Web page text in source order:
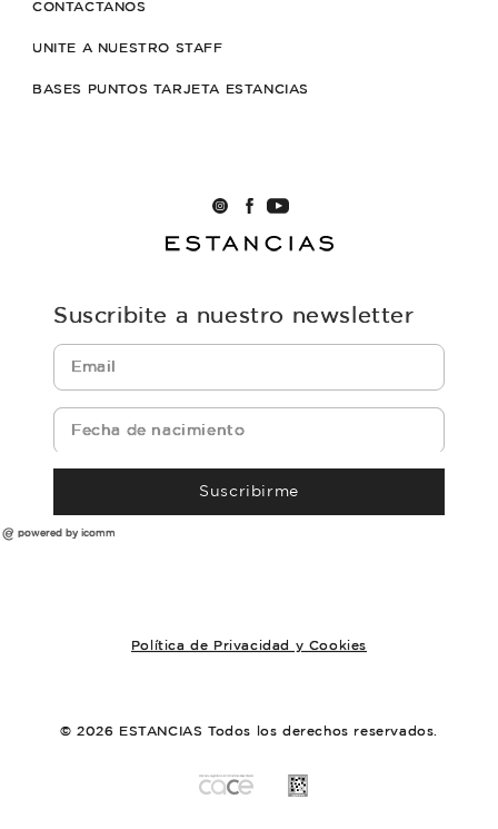
CONTACTANOS
UNITE A NUESTRO STAFF
BASES PUNTOS TARJETA ESTANCIAS
Suscribite a nuestro newsletter
Suscribirme
powered by icomm
Política de Privacidad y Cookies
© 2026 ESTANCIAS Todos los derechos reservados.